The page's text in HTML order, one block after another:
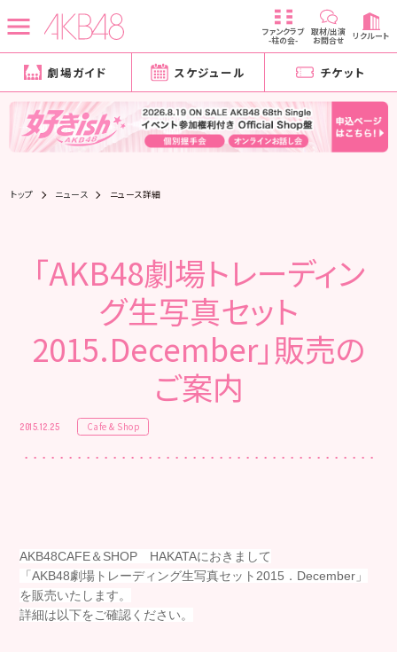
ファンクラブ
-柱の会-
取材/出演
お問合せ リクルート
劇場ガイド スケジュール チケット
トップ ニュース ニュース詳細
「AKB48劇場トレーディン
グ生写真セット
2015.December」販売の
ご案内
2015.12.25 Cafe & Shop
AKB48CAFE＆SHОP HAKATAにおきまして
「AKB48劇場トレーディング生写真セット2015．December」
を販売いたします。
詳細は以下をご確認ください。